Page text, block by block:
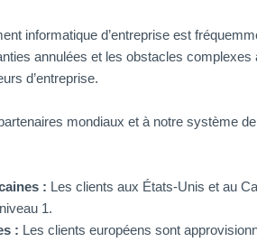
informatique d’entreprise est
annulées et les obstacles
d’entreprise.
mondiaux et à notre système
: Les clients aux États-Unis et au
1.
: Les clients européens sont